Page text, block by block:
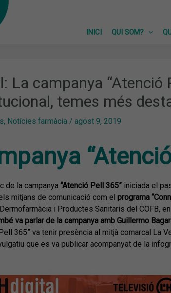
INICI
QUI SOM?
La campanya “Atenció
temes més
, Notícies farmàcia/ agost 9, 2019
de la campanya “Atenció Pell 365”iniciada el
mitjans de comunicació com el programa
i Productes Sanitaris del COFB,
va parlar de la campanya amb Guillermo
365” va tenir presència al mitjà comarcal La
que es va publicar acompanyat de la